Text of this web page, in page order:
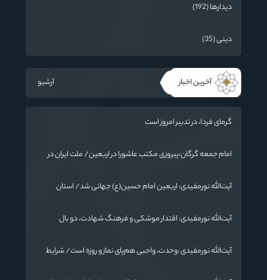
دیدارها (192)
دینی (35)
آخرین اخبار آرشیو
گرمای فردا، در تدبیر امروز است
امام جمعه گرگان:پیروزی مکتب عاشورا در اربعین/ ملت ایران در
آیت‌الله نورمفیدی: اربعین امام حسین(ع) جهانی شد/ استان
دارد
آیت‌الله نورمفیدی: اقتدار موشکی و فرهنگ شهادت، دو بال
آیت‌الله نورمفیدی :وحدت، واجبی هم‌پای نماز و روزه است/ شرایط